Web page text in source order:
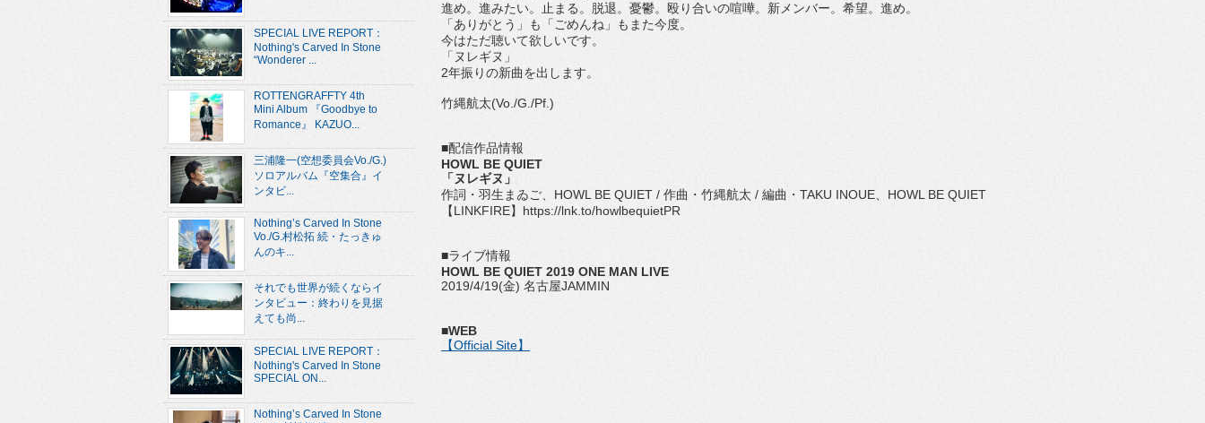
進め。進みたい。止まる。脱退。憂鬱。殴り合いの喧嘩。新メンバー。希望。進め。
「ありがとう」も「ごめんね」もまた今度。
今はただ聴いて欲しいです。
「ヌレギヌ」
2年振りの新曲を出します。
竹縄航太(Vo./G./Pf.)
■配信作品情報
HOWL BE QUIET
「ヌレギヌ」
作詞・羽生まゐご、HOWL BE QUIET / 作曲・竹縄航太 / 編曲・TAKU INOUE、HOWL BE QUIET
【LINKFIRE】https://lnk.to/howlbequietPR
■ライブ情報
HOWL BE QUIET 2019 ONE MAN LIVE
2019/4/19(金) 名古屋JAMMIN
■WEB
【Official Site】
SPECIAL LIVE REPORT：
Nothing's Carved In Stone
“Wonderer ...
ROTTENGRAFFTY 4th
Mini Album 『Goodbye to
Romance』 KAZUO...
三浦隆一(空想委員会Vo./G.)
ソロアルバム『空集合』イ
ンタビ...
Nothing’s Carved In Stone
Vo./G.村松拓 続・たっきゅ
んのキ...
それでも世界が続くならイ
ンタビュー：終わりを見据
えても尚...
SPECIAL LIVE REPORT：
Nothing's Carved In Stone
SPECIAL ON...
Nothing’s Carved In Stone